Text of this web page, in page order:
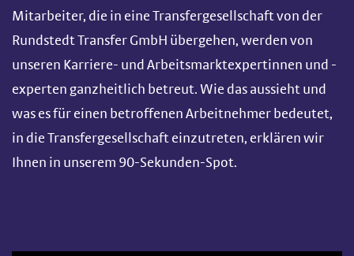
Mitarbeiter, die in eine Transfergesellschaft von der
Rundstedt Transfer GmbH übergehen, werden von
unseren Karriere- und Arbeitsmarktexpertinnen und -
experten ganzheitlich betreut. Wie das aussieht und
was es für einen betroffenen Arbeitnehmer bedeutet,
in die Transfergesellschaft einzutreten, erklären wir
Ihnen in unserem 90-Sekunden-Spot.